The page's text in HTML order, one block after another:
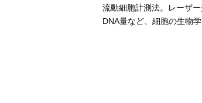
流動細胞計測法。レーザ
DNA量など、細胞の生物